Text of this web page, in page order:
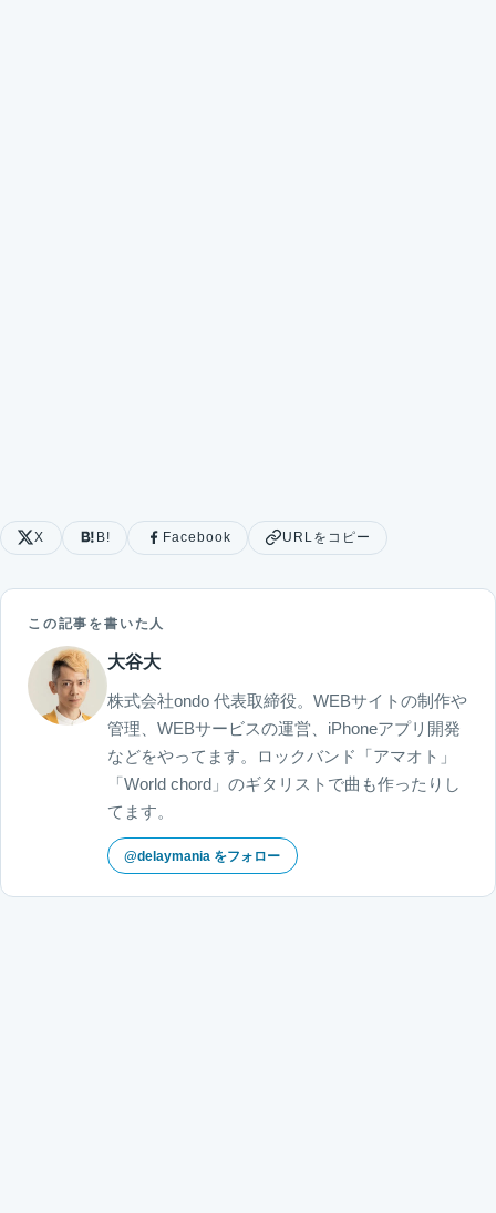
X B! Facebook URLをコピー
この記事を書いた人
大谷大
株式会社ondo 代表取締役。WEBサイトの制作や
管理、WEBサービスの運営、iPhoneアプリ開発
などをやってます。ロックバンド「アマオト」
「World chord」のギタリストで曲も作ったりし
てます。
@delaymania をフォロー